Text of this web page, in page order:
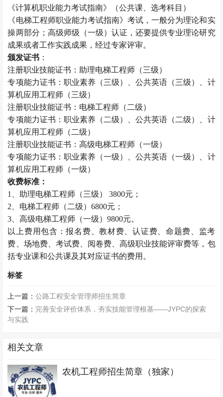
《计算机职业能力考试指南》（公共课、选考科目）
《电梯工程师职业能力考试指南》考试，一般分为理论和实
操两部分；高级师级（一级）认证，还要提供专业理论研究
成果或者工作实践成果，经过专家评审。
颁发证书 ：
注册职业技能证书：助理电梯工程师（三级）
专项能力证书：职业素养（三级）、公共英语（三级）、计
算机应用工程师（三级）
注册职业技能证书：电梯工程师（二级）
专项能力证书：职业素养（二级）、公共英语（二级）、计
算机应用工程师（二级）
注册职业技能证书：高级电梯工程师（一级）
专项能力证书：职业素养（一级）、公共英语（一级）、计
算机应用工程师（一级）
收费标准：
1、助理电梯工程师（三级） 3800元；
2、电梯工程师（二级）6800元；
3、高级电梯工程师（一级）9800元。
以上费用包含：报名费、教材费、认证费、命题费、监考
费、场地费、考试费、阅卷费、高级职业技能评审费等，包
括专业课和公共课及其对应证书的费用。
标签
上一篇：公路工程安全管理师招生简章
下一篇： 完善安全评价体系，夯实技能管理根基——JYPC的探索
与实践
相关文章
农机工程师招生简章（独家）